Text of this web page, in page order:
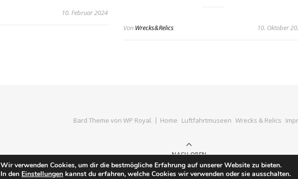
10. Februar 2024
Von Wrecks&Relics 10. Oktober
Bard Theme von WP Royal. Home Luftfahrtmuseen Wrecks & Relics
NACH OBEN
Wir verwenden Cookies, um dir die bestmögliche Erfahrung auf unserer Website zu bieten.
In den Einstellungen kannst du erfahren, welche Cookies wir verwenden oder sie ausschalten.